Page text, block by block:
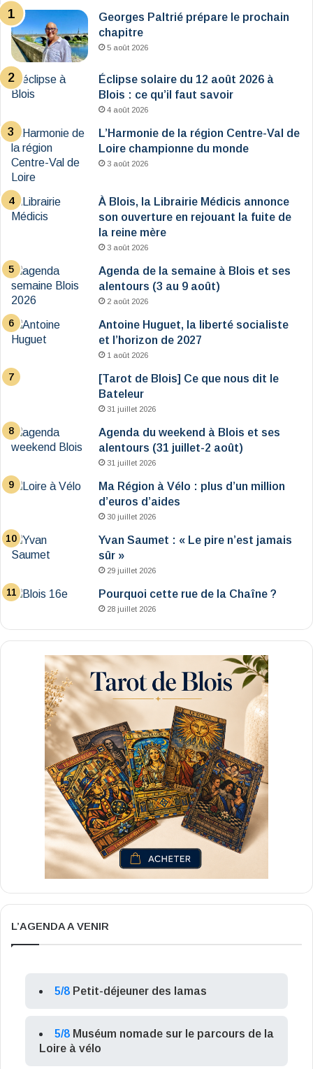
Georges Paltrié prépare le prochain
chapitre
5 août 2026
Éclipse solaire du 12 août 2026 à
Blois : ce qu’il faut savoir
4 août 2026
L’Harmonie de la région Centre-Val de
Loire championne du monde
3 août 2026
À Blois, la Librairie Médicis annonce
son ouverture en rejouant la fuite de
la reine mère
3 août 2026
Agenda de la semaine à Blois et ses
alentours (3 au 9 août)
2 août 2026
Antoine Huguet, la liberté socialiste
et l’horizon de 2027
1 août 2026
[Tarot de Blois] Ce que nous dit le
Bateleur
31 juillet 2026
Agenda du weekend à Blois et ses
alentours (31 juillet-2 août)
31 juillet 2026
Ma Région à Vélo : plus d’un million
d’euros d’aides
30 juillet 2026
Yvan Saumet : « Le pire n’est jamais
sûr »
29 juillet 2026
Pourquoi cette rue de la Chaîne ?
28 juillet 2026
L’AGENDA A VENIR
5/8 Petit-déjeuner des lamas
5/8 Muséum nomade sur le parcours de la
Loire à vélo